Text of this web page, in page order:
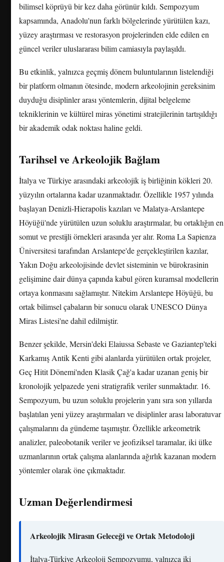
bilimsel köprüyü bir kez daha görünür kıldı. Sempozyum
kapsamında, Anadolu'nun farklı bölgelerinde yürütülen kazı,
yüzey araştırması ve restorasyon projelerinden elde edilen en
güncel veriler uluslararası bilim camiasıyla paylaşıldı.
Bu etkinlik, yalnızca geçmiş dönem buluntularının listelendiği
bir platform olmanın ötesinde, modern arkeolojinin gereksinim
duyduğu disiplinler arası yöntemlerin, dijital belgeleme
tekniklerinin ve kültürel miras yönetimi stratejilerinin tartışıldığı
bir akademik odak noktası haline geldi.
Tarihsel ve Arkeolojik Bağlam
İtalya ve Türkiye arasındaki arkeolojik iş birliğinin kökleri 20.
yüzyılın ortalarına kadar uzanmaktadır. Özellikle 1957 yılında
başlayan Denizli-Hierapolis kazıları ve Malatya-Arslantepe
Höyüğü'nde yürütülen uzun soluklu araştırmalar, bu ortaklığın en
somut ve prestijli örnekleri arasında yer alır. Roma La Sapienza
Üniversitesi tarafından Arslantepe'de gerçekleştirilen kazılar,
Yakın Doğu arkeolojisinde devlet sisteminin ve bürokrasinin
gelişimine dair dünya çapında kabul gören kuramsal modellerin
ortaya konmasını sağlamıştır. Nitekim Arslantepe Höyüğü, bu
ortak bilimsel çabaların bir sonucu olarak UNESCO Dünya
Miras Listesi'ne dahil edilmiştir.
Benzer şekilde, Mersin'deki Elaiussa Sebaste ve Gaziantep'teki
Karkamış Antik Kenti gibi alanlarda yürütülen ortak projeler,
Geç Hitit Dönemi'nden Klasik Çağ'a kadar uzanan geniş bir
kronolojik yelpazede yeni stratigrafik veriler sunmaktadır. 16.
Sempozyum, bu uzun soluklu projelerin yanı sıra son yıllarda
başlatılan yeni yüzey araştırmaları ve disiplinler arası laboratuvar
çalışmalarını da gündeme taşımıştır. Özellikle arkeometrik
analizler, paleobotanik veriler ve jeofiziksel taramalar, iki ülke
uzmanlarının ortak çalışma alanlarında ağırlık kazanan modern
yöntemler olarak öne çıkmaktadır.
Uzman Değerlendirmesi
Arkeolojik Mirasın Geleceği ve Ortak Metodoloji
İtalya-Türkiye Arkeoloji Sempozyumu, yalnızca iki